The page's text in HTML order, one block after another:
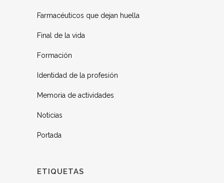
Farmacéuticos que dejan huella
Final de la vida
Formación
Identidad de la profesión
Memoria de actividades
Noticias
Portada
ETIQUETAS